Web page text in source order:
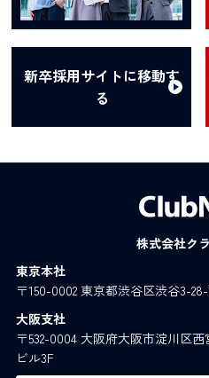
新卒採用サイトに移動す
る
株式会社ク
東京本社
〒150-0002 東京都渋谷区渋谷3-
大阪支社
〒532-0004 大阪府大阪市淀川区
ビル3F